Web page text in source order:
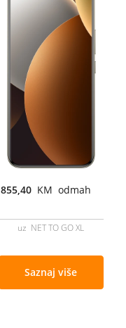
855,40 KM odmah
uz NET TO GO XL
Saznaj više